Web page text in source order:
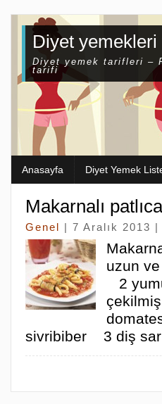
Diyet
Diyet yemek tarifleri –
tarifi
Anasayfa Diyet Yemek
Makarnalı
Genel | 7 Aralık 2013 |
uzun
2
sivribiber 3 diş